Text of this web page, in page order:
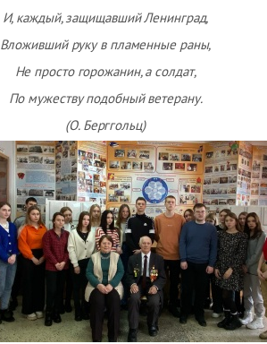
И, каждый, защищавший Ленинград,
Вложивший руку в пламенные раны,
Не просто горожанин, а солдат,
По мужеству подобный ветерану.
(О. Берггольц)